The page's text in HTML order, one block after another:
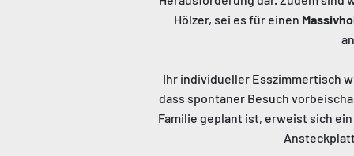
Hölzer, sei es für einen
Ihr individueller Esszimmertisch
dass spontaner Besuch
Familie geplant ist, erweist sich